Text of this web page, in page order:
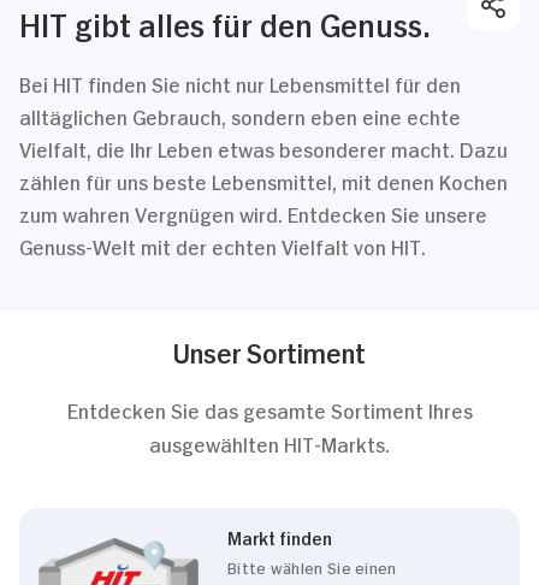
HIT gibt alles für den Genuss.
Bei HIT finden Sie nicht nur Lebensmittel für den
alltäglichen Gebrauch, sondern eben eine echte
Vielfalt, die Ihr Leben etwas besonderer macht. Dazu
zählen für uns beste Lebensmittel, mit denen Kochen
zum wahren Vergnügen wird. Entdecken Sie unsere
Genuss-Welt mit der echten Vielfalt von HIT.
Unser Sortiment
Entdecken Sie das gesamte Sortiment Ihres
ausgewählten HIT-Markts.
Markt finden
Bitte wählen Sie einen